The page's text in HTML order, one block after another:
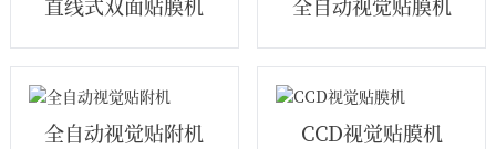
全自动视觉贴附机 CCD视觉贴膜机